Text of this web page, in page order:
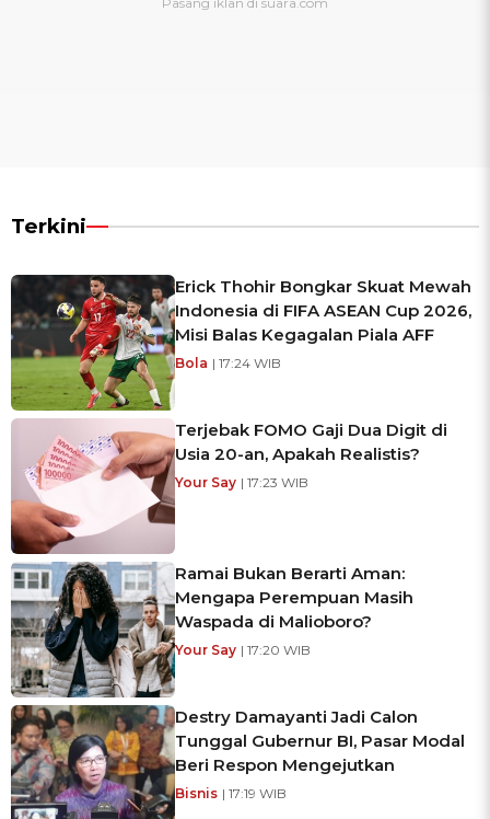
Terkini
Erick Thohir Bongkar Skuat Mewah
Indonesia di FIFA ASEAN Cup 2026,
Misi Balas Kegagalan Piala AFF
Bola | 17:24 WIB
Terjebak FOMO Gaji Dua Digit di
Usia 20-an, Apakah Realistis?
Your Say | 17:23 WIB
Ramai Bukan Berarti Aman:
Mengapa Perempuan Masih
Waspada di Malioboro?
Your Say | 17:20 WIB
Destry Damayanti Jadi Calon
Tunggal Gubernur BI, Pasar Modal
Beri Respon Mengejutkan
Bisnis | 17:19 WIB